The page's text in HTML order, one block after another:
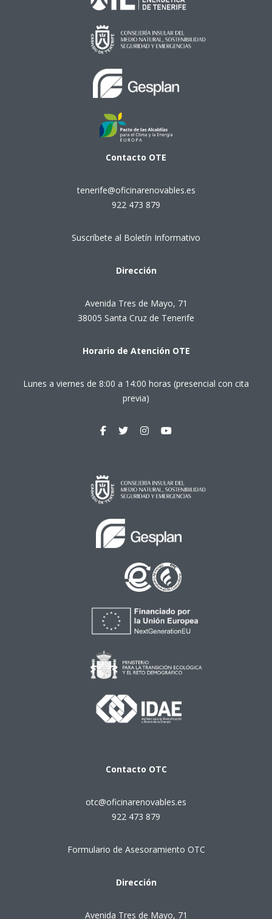
Contacto OTE
tenerife@oficinarenovables.es
922 473 879
Suscríbete al Boletín Informativo
Dirección
Avenida Tres de Mayo, 71
38005 Santa Cruz de Tenerife
Horario de Atención OTE
Lunes a viernes de 8:00 a 14:00 horas (presencial con cita
previa)
Contacto OTC
otc@oficinarenovables.es
922 473 879
Formulario de Asesoramiento OTC
Dirección
Avenida Tres de Mayo, 71